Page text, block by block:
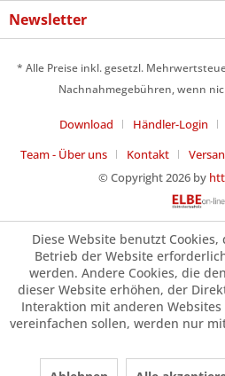
Newsletter
* Alle Preise inkl. gesetzl.
Nachnahmegebühren, wenn
Download Händler-Login
Team - Über uns
Kontakt
© Copyright 2026 by
Diese Website benutzt
Betrieb der Website
werden. Andere Cookies, die
dieser Website erhöhen, der
Interaktion mit anderen
vereinfachen sollen, werden nur